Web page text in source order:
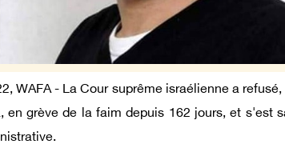
WAFA - La Cour suprême israélienne a
en grève de la faim depuis 162 jours, et s'est